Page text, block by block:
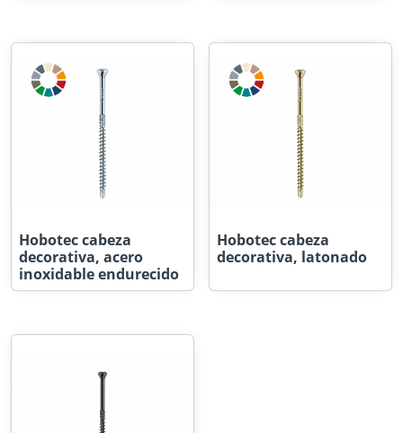
Hobotec cabeza
decorativa, acero
inoxidable endurecido
Hobotec cabeza
decorativa, latonado